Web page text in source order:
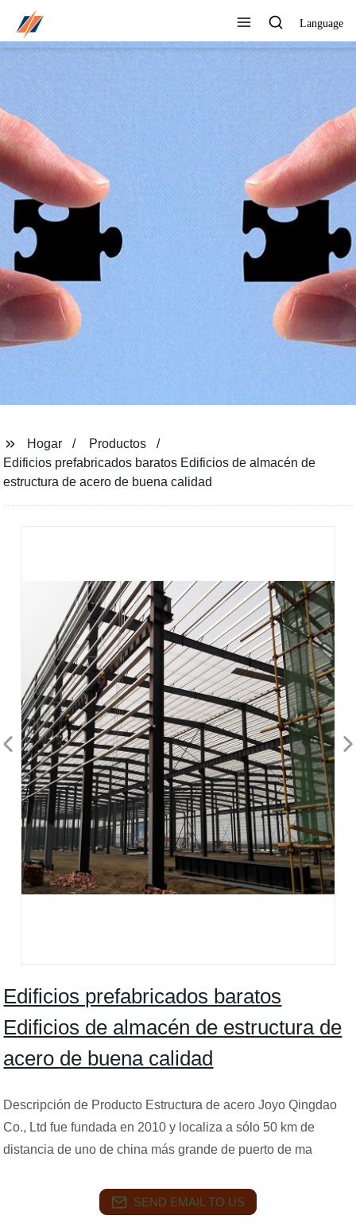
Language
PUEDE PERSONALIZAR
DIFERENTES DISEÑOS Y
ESTILOS
Hogar
Productos
Edificios prefabricados baratos Edificios de almacén de
estructura de acero de buena calidad
Edificios prefabricados baratos
Edificios de almacén de estructura de
acero de buena calidad
Descripción de Producto Estructura de acero Joyo Qingdao
Co., Ltd fue fundada en 2010 y localiza a sólo 50 km de
distancia de uno de china más grande de puerto de ma
SEND EMAIL TO US